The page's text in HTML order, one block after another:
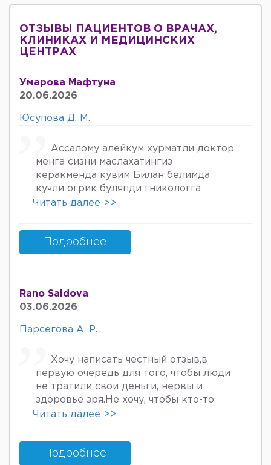
ОТЗЫВЫ ПАЦИЕНТОВ О ВРАЧАХ,
КЛИНИКАХ И МЕДИЦИНСКИХ
ЦЕНТРАХ
Умарова Мафтуна
20.06.2026
Юсупова Д. М.
Ассалому алейкум хурматли доктор
менга сизни маслахатингиз
керакменда кувим Билан белимда
кучли огрик буляпди гникологга
онкологов уролога хирурга учрадим
куйдирдик лекин фойдаси булмаяпди
охири вирус бормикин деган фикрга
келяпман шунинг учун хатто
Беринг 34га кирдим 3та фарзанди бор
хурмат Билан Мафтуна
Читать далее >>
Подробнее
Rano Saidova
03.06.2026
Парсегова А. Р.
Хочу написать честный отзыв,в
первую очередь для того, чтобы люди
не тратили свои деньги, нервы и
здоровье зря.Не хочу, чтобы кто-то
пережил то, что пережила я. Врач
врачебной этике и нормальном
человеческом отношении к людям.
Читать далее >>
Подробнее